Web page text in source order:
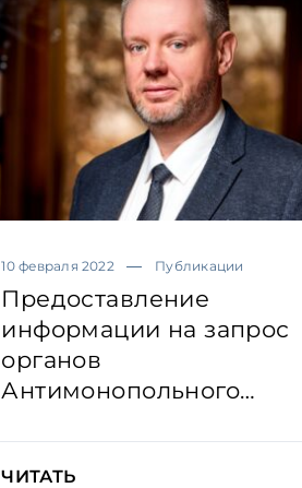
10 февраля 2022 Публикации
Предоставление
информации на запрос
органов
Антимонопольного
ЧИТАТЬ